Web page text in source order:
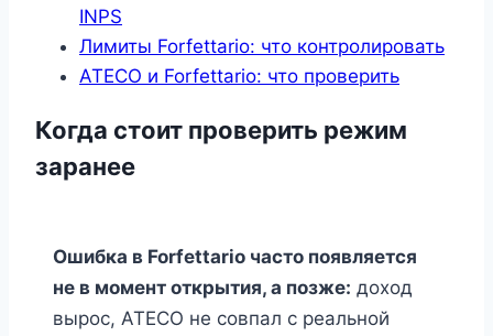
INPS
Лимиты Forfettario: что контролировать
ATECO и Forfettario: что проверить
Когда стоит проверить режим
заранее
Ошибка в Forfettario часто появляется
не в момент открытия, а позже: доход
вырос, ATECO не совпал с реальной